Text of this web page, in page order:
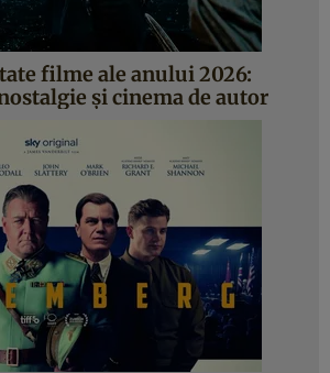
filme ale anului 2026:
și cinema de autor